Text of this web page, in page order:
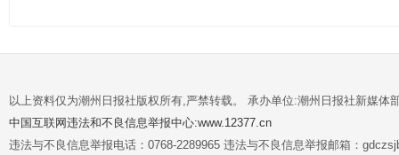
以上资料仅为潮州日报社版权所有,严禁转载。 承办单位:潮州日报社新媒体
中国互联网违法和不良信息举报中心:www.12377.cn
违法与不良信息举报电话：0768-2289965 违法与不良信息举报邮箱：